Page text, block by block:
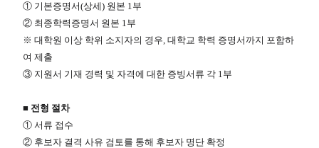
① 기본증명서(상세) 원본 1부
② 최종학력증명서 원본 1부
※ 대학원 이상 학위 소지자의 경우, 대학교 학력 증명서까지 포함하
여 제출
③ 지원서 기재 경력 및 자격에 대한 증빙서류 각 1부
■​ 전형 절차
① 서류 접수
② 후보자 결격 사유 검토를 통해 후보자 명단 확정